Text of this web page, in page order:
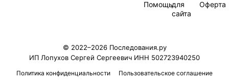
Помощьдля
сайта
Оферта
© 2022–2026 Последования.ру
ИП Лопухов Сергей Сергеевич ИНН 502723940250
Политика конфиденциальности Пользовательское соглашение